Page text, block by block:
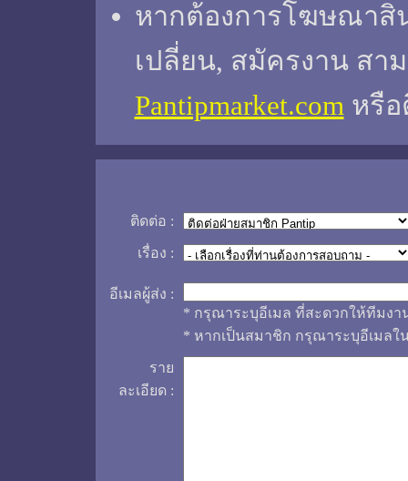
หากต้องการโฆษณาสิ
เปลี่ยน, สมัครงาน สา
Pantipmarket.comหรือ
ติดต่อ :
เรื่อง :
อีเมลผู้ส่ง :
* กรุณาระบุอีเมล ที่สะดวกให้ทีมงา
* หากเป็นสมาชิก กรุณาระบุอีเมลใ
ราย
ละเอียด :